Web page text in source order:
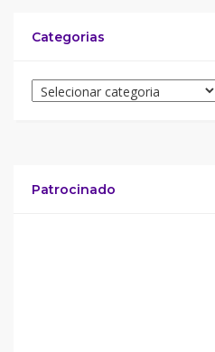
Categorias
Patrocinado